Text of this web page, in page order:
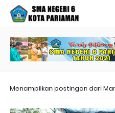
Menampilkan postingan dari